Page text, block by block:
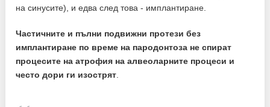
на синусите), и едва след това - имплантиране.
Частичните и пълни подвижни протези без
имплантиране по време на пародонтоза не спират
процесите на атрофия на алвеоларните процеси и
често дори ги изострят.